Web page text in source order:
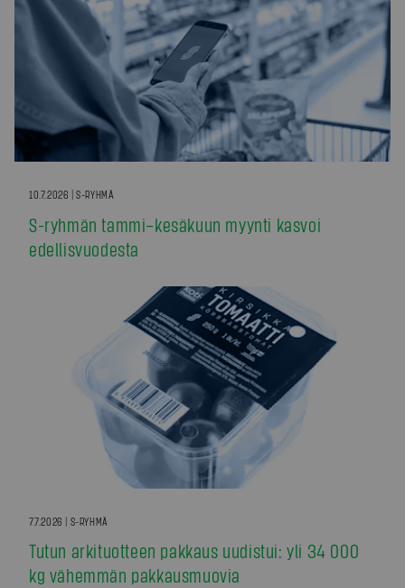
10.7.2026 | S-RYHMÄ
S-ryhmän tammi–kesäkuun myynti kasvoi
edellisvuodesta
7.7.2026 | S-RYHMÄ
Tutun arkituotteen pakkaus uudistui: yli 34 000
kg vähemmän pakkausmuovia